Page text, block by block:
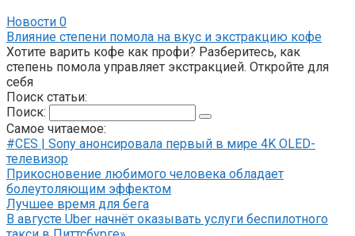
Новости 0
Влияние степени помола на вкус и экстракцию кофе
Хотите варить кофе как профи? Разберитесь, как
степень помола управляет экстракцией. Откройте для
себя
Поиск статьи:
Поиск:
Самое читаемое:
#CES | Sony анонсировала первый в мире 4K OLED-
телевизор
Прикосновение любимого человека обладает
болеутоляющим эффектом
Лучшее время для бега
В августе Uber начнёт оказывать услуги беспилотного